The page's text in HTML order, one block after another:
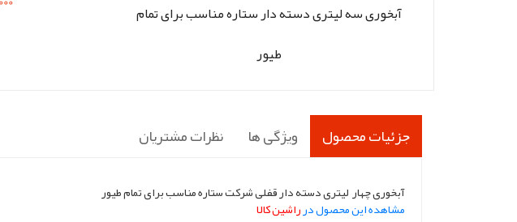
آبخوری سه لیتری دسته دار ستاره مناسب برای تمام
طیور
جزئیات محصول ویژگی ها نظرات مشتریان
آبخوری چهار لیتری دسته دار قفلی شرکت ستاره مناسب برای تمام طیور
مشاهده این محصول درراشین کالا